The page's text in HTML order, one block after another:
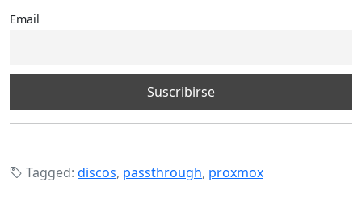
Email
Tagged: discos, passthrough, proxmox